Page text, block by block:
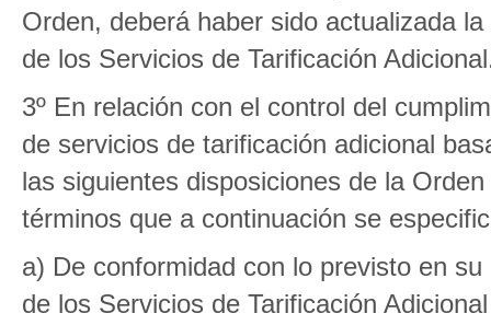
Orden, deberá haber sido actualizada
de los Servicios de Tarificación
3º En relación con el control del
de servicios de tarificación adicional
las siguientes disposiciones de la
términos que a continuación se
a) De conformidad con lo previsto en
de los Servicios de Tarificación